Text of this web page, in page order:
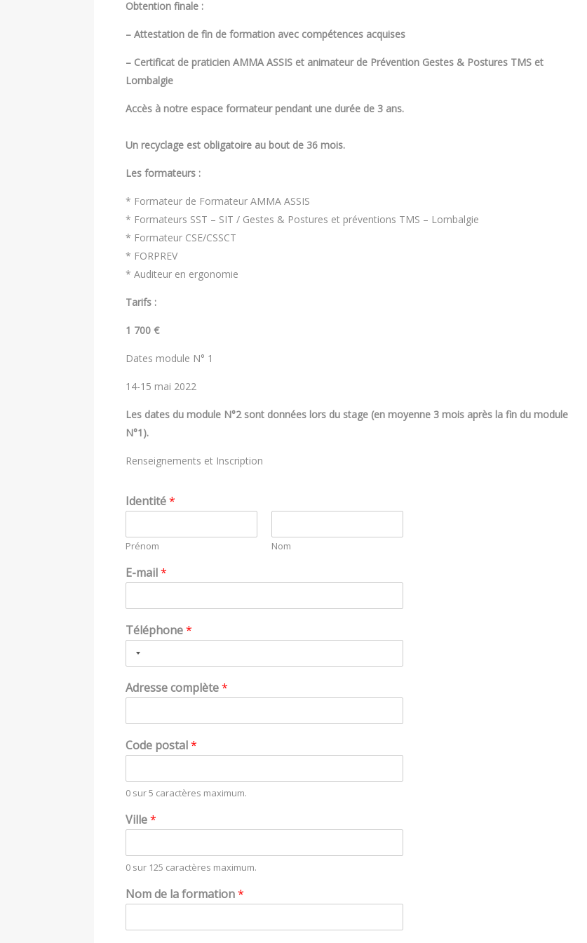
Obtention finale :
– Attestation de fin de formation avec compétences acquises
– Certificat de praticien AMMA ASSIS et animateur de Prévention Gestes & Postures TMS et
Lombalgie
Accès à notre espace formateur pendant une durée de 3 ans.
Un recyclage est obligatoire au bout de 36 mois.
Les formateurs :
* Formateur de Formateur AMMA ASSIS
* Formateurs SST – SIT / Gestes & Postures et préventions TMS – Lombalgie
* Formateur CSE/CSSCT
* FORPREV
* Auditeur en ergonomie
Tarifs :
1 700 €
Dates module N° 1
14-15 mai 2022
Les dates du module N°2 sont données lors du stage (en moyenne 3 mois après la fin du module
N°1).
Renseignements et Inscription
Identité*
Prénom Nom
E-mail*
Téléphone*
Adresse complète*
Code postal*
0 sur 5 caractères maximum.
Ville*
0 sur 125 caractères maximum.
Nom de la formation*